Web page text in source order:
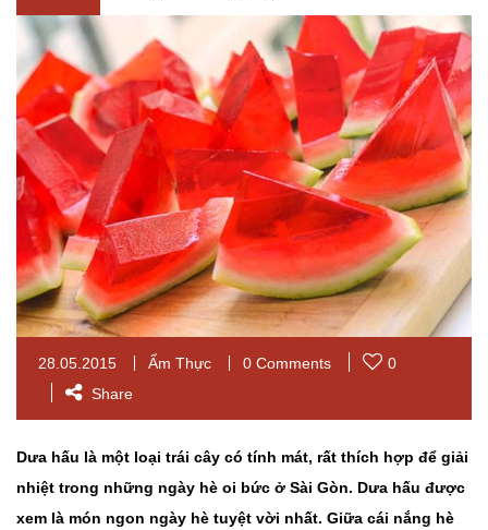
28.05.2015 Ẩm Thực 0 Comments
0
Share
Dưa hấu là một loại trái cây có tính mát, rất thích hợp để giải
nhiệt trong những ngày hè oi bức ở Sài Gòn. Dưa hấu được
xem là món ngon ngày hè tuyệt vời nhất. Giữa cái nắng hè